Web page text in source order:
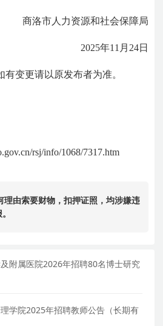
商洛市人力资源和社会保障局
2025年11月24日
变更请以原发布者为准。
rsj/info/1068/7317.htm
由索要财物，扣押证照，均涉嫌违
附属医院2026年招聘80名博士研究
学院2025年招聘教师公告（长期有